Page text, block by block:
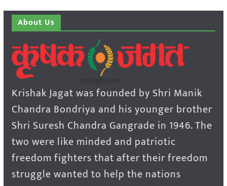
About Us
Krishak Jagat was founded by Shri Manik
Chandra Bondriya and his younger brother
Shri Suresh Chandra Gangrade in 1946. The
two were like minded and patriotic
freedom fighters that after their freedom
struggle wanted to help the nations